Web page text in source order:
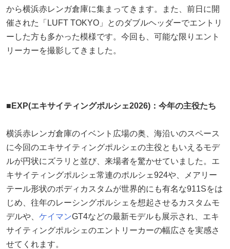
から横浜赤レンガ倉庫に集まってきます。また、前日に開
催された「LUFT TOKYO」とのダブルヘッダーでエントリ
ーした方も多かった模様です。今回も、可能な限りエント
リーカーを撮影してきました。
■EXP(エキサイティングポルシェ2026)：今年の主役たち
横浜赤レンガ倉庫のイベント広場の奥、海沿いのスペース
に今回のエキサイティングポルシェの主役ともいえるモデ
ルが円状にズラリと並び、来場者を驚かせていました。エ
キサイティングポルシェ常連のポルシェ924や、メアリー
テール形状のボディカスタムが世界的にも有名な911Sをは
じめ、往年のレーシングポルシェを想起させるカスタムモ
デルや、 ケイマンGT4などの最新モデルも展示され、エキ
サイティングポルシェのエントリーカーの幅広さを実感さ
せてくれます。